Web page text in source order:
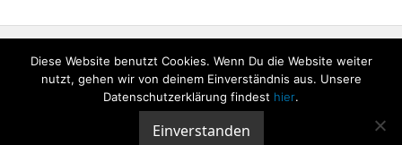
Diese Website benutzt Cookies. Wenn Du die Website weiter
nutzt, gehen wir von deinem Einverständnis aus. Unsere
Datenschutzerklärung findest hier.
Einverstanden